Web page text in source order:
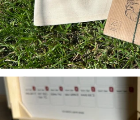
Bewaar je eigen
zaden
FEGGIES
PRO BOX